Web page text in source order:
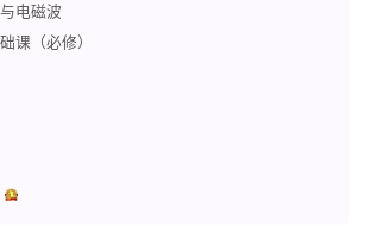
电磁波
课（必修）